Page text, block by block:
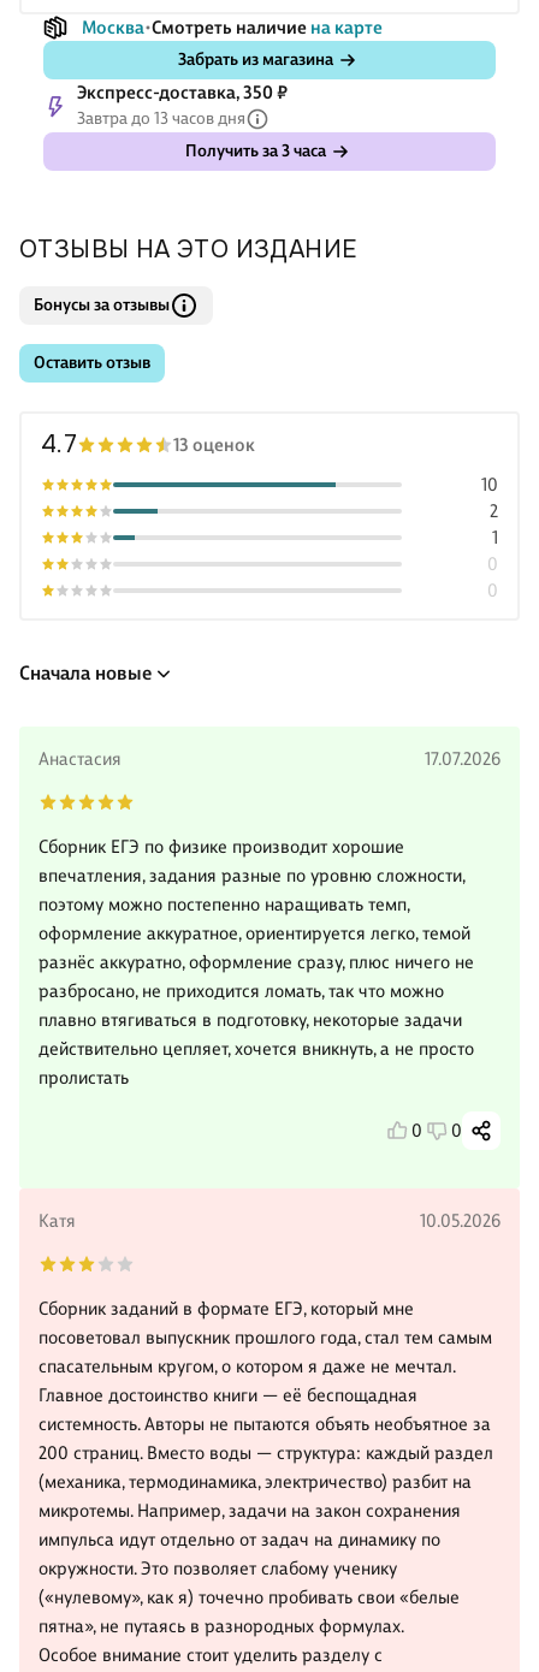
Москва Смотреть наличие на карте
Забрать из магазина
Экспресс-доставка, 350 ₽
Завтра до 13 часов дня
Получить за 3 часа
ОТЗЫВЫ НА ЭТО ИЗДАНИЕ
Бонусы за отзывы
Оставить отзыв
4.7 13 оценок
0
0
1
2
10
Сначала новые
Анастасия 17.07.2026
Сборник ЕГЭ по физике производит хорошие
впечатления, задания разные по уровню сложности,
поэтому можно постепенно наращивать темп,
оформление аккуратное, ориентируется легко, темой
разнёс аккуратно, оформление сразу, плюс ничего не
разбросано, не приходится ломать, так что можно
плавно втягиваться в подготовку, некоторые задачи
действительно цепляет, хочется вникнуть, а не просто
пролистать
0 0
Катя 10.05.2026
Сборник заданий в формате ЕГЭ, который мне
посоветовал выпускник прошлого года, стал тем самым
спасательным кругом, о котором я даже не мечтал.
Главное достоинство книги — её беспощадная
системность. Авторы не пытаются объять необъятное за
200 страниц. Вместо воды — структура: каждый раздел
(механика, термодинамика, электричество) разбит на
микротемы. Например, задачи на закон сохранения
импульса идут отдельно от задач на динамику по
окружности. Это позволяет слабому ученику
(«нулевому», как я) точечно пробивать свои «белые
пятна», не путаясь в разнородных формулах.
Особое внимание стоит уделить разделу с